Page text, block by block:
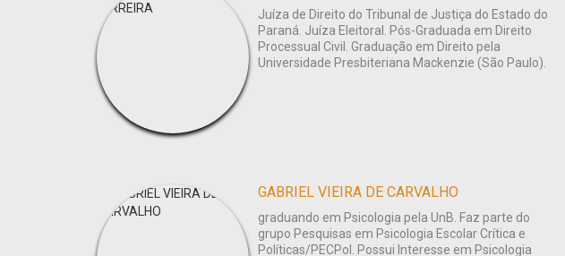
Juíza de Direito do Tribunal de Justiça do Estado do
Paraná. Juíza Eleitoral. Pós-Graduada em Direito
Processual Civil. Graduação em Direito pela
Universidade Presbiteriana Mackenzie (São Paulo).
GABRIEL VIEIRA DE CARVALHO
graduando em Psicologia pela UnB. Faz parte do
grupo Pesquisas em Psicologia Escolar Crítica e
Políticas/PECPol. Possui Interesse em Psicologia